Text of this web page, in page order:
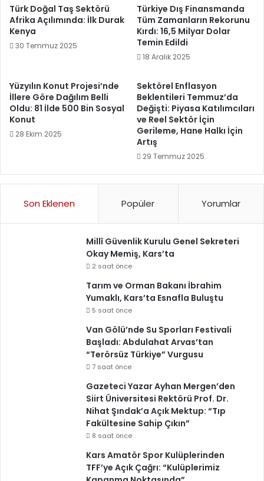
Türk Doğal Taş Sektörü
Afrika Açılımında: İlk Durak
Kenya
30 Temmuz 2025
Türkiye Dış Finansmanda
Tüm Zamanların Rekorunu
Kırdı: 16,5 Milyar Dolar
Temin Edildi
18 Aralık 2025
Yüzyılın Konut Projesi’nde
İllere Göre Dağılım Belli
Oldu: 81 İlde 500 Bin Sosyal
Konut
28 Ekim 2025
Sektörel Enflasyon
Beklentileri Temmuz’da
Değişti: Piyasa Katılımcıları
ve Reel Sektör İçin
Gerileme, Hane Halkı İçin
Artış
29 Temmuz 2025
Son Eklenen Popüler Yorumlar
Millî Güvenlik Kurulu Genel Sekreteri
Okay Memiş, Kars’ta
2 saat önce
Tarım ve Orman Bakanı İbrahim
Yumaklı, Kars’ta Esnafla Buluştu
5 saat önce
Van Gölü’nde Su Sporları Festivali
Başladı: Abdulahat Arvas’tan
“Terörsüz Türkiye” Vurgusu
7 saat önce
Gazeteci Yazar Ayhan Mergen’den
Siirt Üniversitesi Rektörü Prof. Dr.
Nihat Şındak’a Açık Mektup: “Tıp
Fakültesine Sahip Çıkın”
8 saat önce
Kars Amatör Spor Kulüplerinden
TFF’ye Açık Çağrı: “Kulüplerimiz